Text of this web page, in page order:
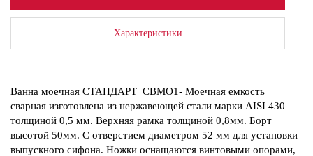
Характеристики
Ванна моечная СТАНДАРТ СВМО1- Моечная емкость
сварная изготовлена из нержавеющей стали марки AISI 430
толщиной 0,5 мм. Верхняя рамка толщиной 0,8мм. Борт
высотой 50мм. С отверстием диаметром 52 мм для установки
выпускного сифона. Ножки оснащаются винтовыми опорами,